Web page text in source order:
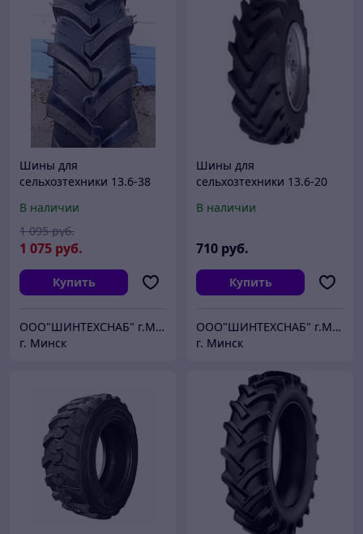
Шины для
сельхозтехники 13.6-38
МТЗ-50(52)
В наличии
1 075 руб.
1 095 руб.
Купить
ООО"ШИНТЕХСНАБ" г.Минск
г. Минск
Шины для
сельхозтехники 13.6-20
В наличии
710 руб.
Купить
ООО"ШИНТЕХСНАБ" г.Минск
г. Минск